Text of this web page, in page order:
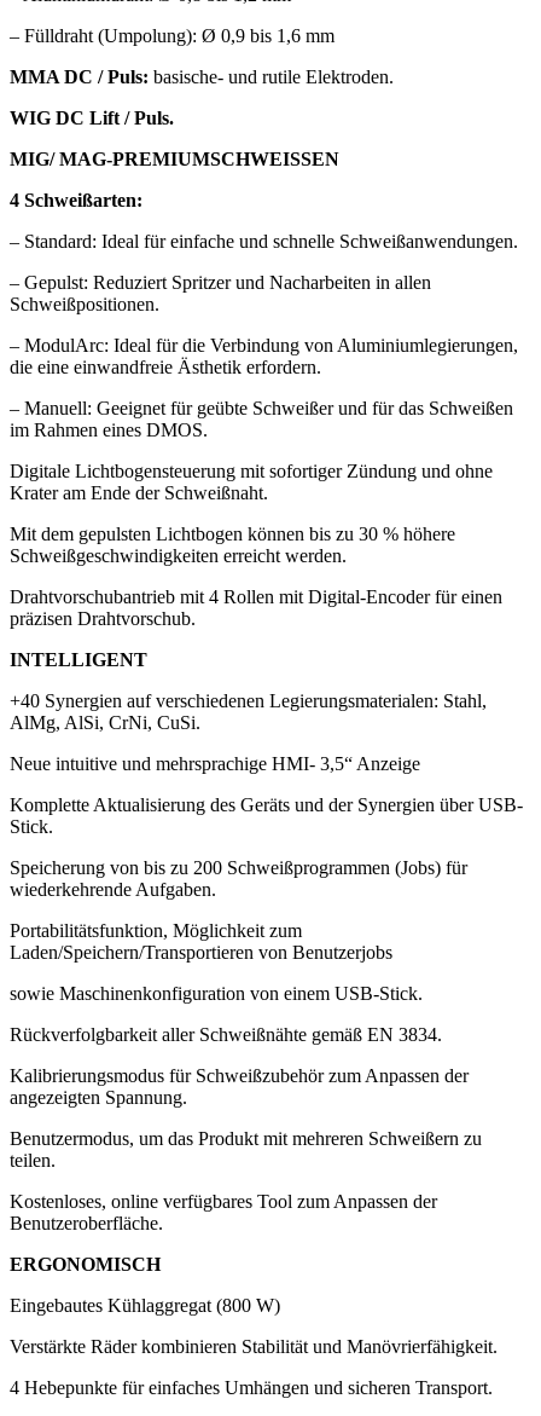
– Fülldraht (Umpolung): Ø 0,9 bis 1,6 mm
MMA DC / Puls: basische- und rutile Elektroden.
WIG DC Lift / Puls.
MIG/ MAG-PREMIUMSCHWEISSEN
4 Schweißarten:
– Standard: Ideal für einfache und schnelle Schweißanwendungen.
– Gepulst: Reduziert Spritzer und Nacharbeiten in allen
Schweißpositionen.
– ModulArc: Ideal für die Verbindung von Aluminiumlegierungen,
die eine einwandfreie Ästhetik erfordern.
– Manuell: Geeignet für geübte Schweißer und für das Schweißen
im Rahmen eines DMOS.
Digitale Lichtbogensteuerung mit sofortiger Zündung und ohne
Krater am Ende der Schweißnaht.
Mit dem gepulsten Lichtbogen können bis zu 30 % höhere
Schweißgeschwindigkeiten erreicht werden.
Drahtvorschubantrieb mit 4 Rollen mit Digital-Encoder für einen
präzisen Drahtvorschub.
INTELLIGENT
+40 Synergien auf verschiedenen Legierungsmaterialen: Stahl,
AlMg, AlSi, CrNi, CuSi.
Neue intuitive und mehrsprachige HMI- 3,5“ Anzeige
Komplette Aktualisierung des Geräts und der Synergien über USB-
Stick.
Speicherung von bis zu 200 Schweißprogrammen (Jobs) für
wiederkehrende Aufgaben.
Portabilitätsfunktion, Möglichkeit zum
Laden/Speichern/Transportieren von Benutzerjobs
sowie Maschinenkonfiguration von einem USB-Stick.
Rückverfolgbarkeit aller Schweißnähte gemäß EN 3834.
Kalibrierungsmodus für Schweißzubehör zum Anpassen der
angezeigten Spannung.
Benutzermodus, um das Produkt mit mehreren Schweißern zu
teilen.
Kostenloses, online verfügbares Tool zum Anpassen der
Benutzeroberfläche.
ERGONOMISCH
Eingebautes Kühlaggregat (800 W)
Verstärkte Räder kombinieren Stabilität und Manövrierfähigkeit.
4 Hebepunkte für einfaches Umhängen und sicheren Transport.